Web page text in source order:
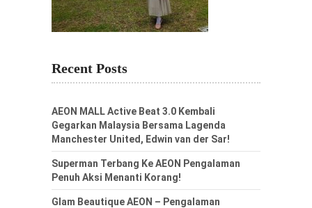
Recent Posts
AEON MALL Active Beat 3.0 Kembali
Gegarkan Malaysia Bersama Lagenda
Manchester United, Edwin van der Sar!
Superman Terbang Ke AEON Pengalaman
Penuh Aksi Menanti Korang!
Glam Beautique AEON – Pengalaman